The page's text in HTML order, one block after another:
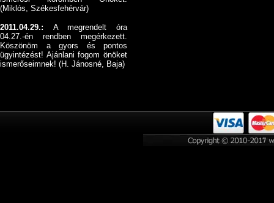
(Miklós, Székesfehérvár)
2011.04.29.: A megrendelt óra
04.27.-én rendben megérkezett.
Köszönöm a gyors és pontos
ügyintézést! Ajánlani fogom önöket
ismerőseimnek! (H. Jánosné, Baja)